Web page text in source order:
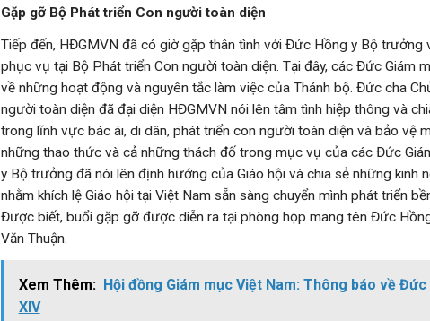
Gặp gỡ Bộ Phát triển Con người toàn diện
Tiếp đến, HĐGMVN đã có giờ gặp thân tình với Đức Hồng y Bộ trưởng
phục vụ tại Bộ Phát triển Con người toàn diện. Tại đây, các Đức Giám
về những hoạt động và nguyên tắc làm việc của Thánh bộ. Đức cha
người toàn diện đã đại diện HĐGMVN nói lên tâm tình hiệp thông và
trong lĩnh vực bác ái, di dân, phát triển con người toàn diện và bảo vệ
những thao thức và cả những thách đố trong mục vụ của các Đức
y Bộ trưởng đã nói lên định hướng của Giáo hội và chia sẻ những kinh
nhằm khích lệ Giáo hội tại Việt Nam sẵn sàng chuyển mình phát triển
Được biết, buổi gặp gỡ được diễn ra tại phòng họp mang tên Đức
Văn Thuận.
Xem Thêm:
Hội đồng Giám mục Việt Nam: Thông báo về
XIV